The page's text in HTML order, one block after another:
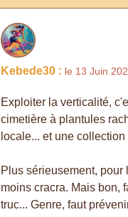
Kebede30 : le 13 Juin
Exploiter la verticalité,
cimetière à plantules
locale... et une
Plus sérieusement,
moins cracra. Mais bon,
truc... Genre, faut